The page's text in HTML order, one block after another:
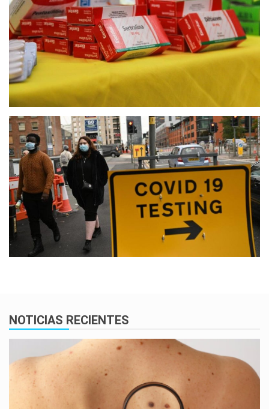
NOTICIAS RECIENTES